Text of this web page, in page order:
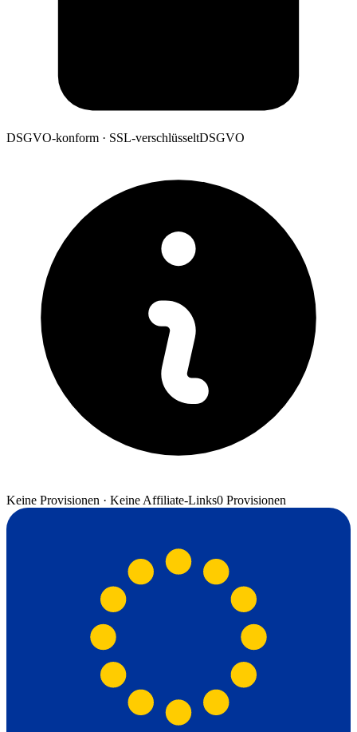
DSGVO-konform · SSL-verschlüsseltDSGVO
Keine Provisionen · Keine Affiliate-Links0 Provisionen